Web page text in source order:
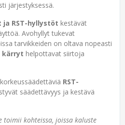
järjestyksessä.
RST-hyllystöt kestävät
Avohyllyt tukevat
tarvikkeiden on oltava nopeasti
kärryt helpottavat siirtoja
RST-
säädettävyys ja kestävä
toimii kohteissa, joissa kaluste